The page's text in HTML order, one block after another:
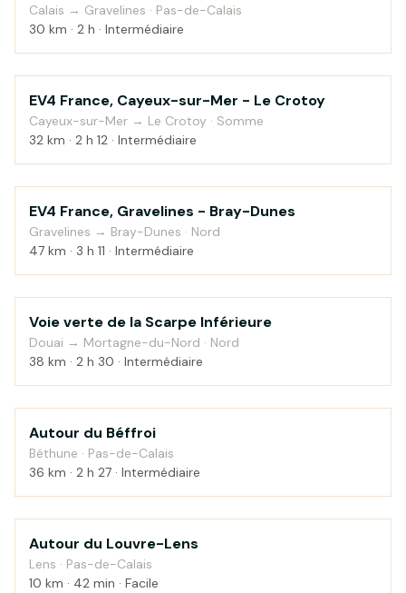
Calais → Gravelines · Pas-de-Calais
30 km · 2 h · Intermédiaire
Bord de mer
EV4 France, Cayeux-sur-Mer - Le Crotoy
Cayeux-sur-Mer → Le Crotoy · Somme
32 km · 2 h 12 · Intermédiaire
Bord de mer
EV4 France, Gravelines - Bray-Dunes
Gravelines → Bray-Dunes · Nord
47 km · 3 h 11 · Intermédiaire
Au fil de l'eau
Voie verte de la Scarpe Inférieure
Douai → Mortagne-du-Nord · Nord
38 km · 2 h 30 · Intermédiaire
Campagne
Autour du Béffroi
Béthune · Pas-de-Calais
36 km · 2 h 27 · Intermédiaire
Campagne
Autour du Louvre-Lens
Lens · Pas-de-Calais
10 km · 42 min · Facile